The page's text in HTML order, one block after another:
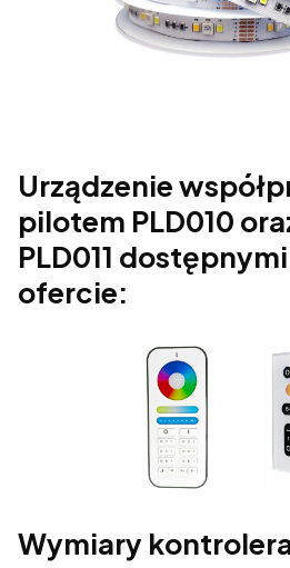
Urządzenie
pilotem PLD010
PLD011
ofercie:
Wymiary